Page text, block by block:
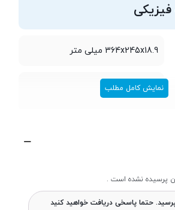
364x245x18.9 میلی متر
1.7 کیلوگرم
Intel
نمایش کامل مطلب
پرسیده نشده است .
حتما پاسخی دریافت خواهید کنید